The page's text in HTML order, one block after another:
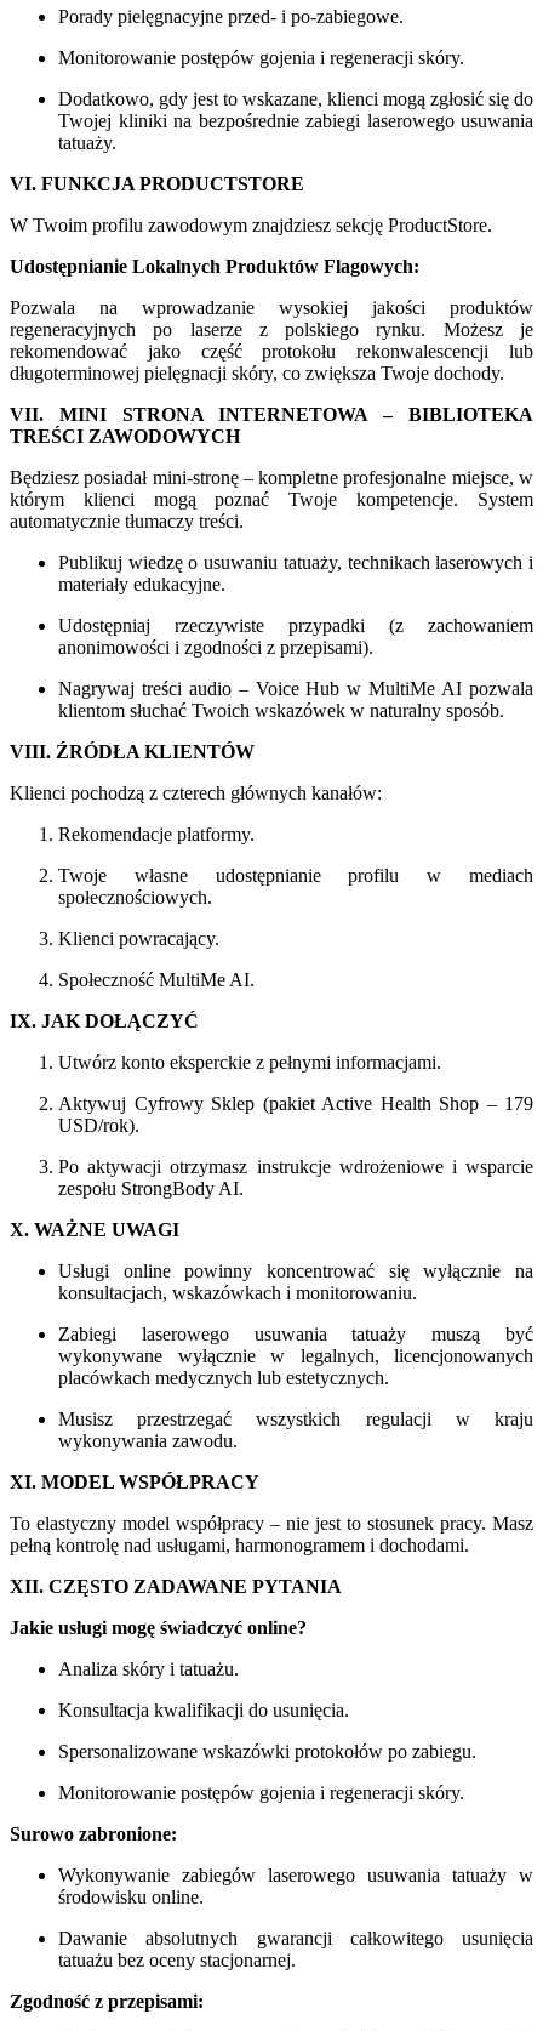
Porady pielęgnacyjne przed- i po-zabiegowe.
Monitorowanie postępów gojenia i regeneracji skóry.
Dodatkowo, gdy jest to wskazane, klienci mogą zgłosić się do
Twojej kliniki na bezpośrednie zabiegi laserowego usuwania
tatuaży.
VI. FUNKCJA PRODUCTSTORE
W Twoim profilu zawodowym znajdziesz sekcję ProductStore.
Udostępnianie Lokalnych Produktów Flagowych:
Pozwala na wprowadzanie wysokiej jakości produktów
regeneracyjnych po laserze z polskiego rynku. Możesz je
rekomendować jako część protokołu rekonwalescencji lub
długoterminowej pielęgnacji skóry, co zwiększa Twoje dochody.
VII. MINI STRONA INTERNETOWA – BIBLIOTEKA
TREŚCI ZAWODOWYCH
Będziesz posiadał mini-stronę – kompletne profesjonalne miejsce, w
którym klienci mogą poznać Twoje kompetencje. System
automatycznie tłumaczy treści.
Publikuj wiedzę o usuwaniu tatuaży, technikach laserowych i
materiały edukacyjne.
Udostępniaj rzeczywiste przypadki (z zachowaniem
anonimowości i zgodności z przepisami).
Nagrywaj treści audio – Voice Hub w MultiMe AI pozwala
klientom słuchać Twoich wskazówek w naturalny sposób.
VIII. ŹRÓDŁA KLIENTÓW
Klienci pochodzą z czterech głównych kanałów:
Rekomendacje platformy.
Twoje własne udostępnianie profilu w mediach
społecznościowych.
Klienci powracający.
Społeczność MultiMe AI.
IX. JAK DOŁĄCZYĆ
Utwórz konto eksperckie z pełnymi informacjami.
Aktywuj Cyfrowy Sklep (pakiet Active Health Shop – 179
USD/rok).
Po aktywacji otrzymasz instrukcje wdrożeniowe i wsparcie
zespołu StrongBody AI.
X. WAŻNE UWAGI
Usługi online powinny koncentrować się wyłącznie na
konsultacjach, wskazówkach i monitorowaniu.
Zabiegi laserowego usuwania tatuaży muszą być
wykonywane wyłącznie w legalnych, licencjonowanych
placówkach medycznych lub estetycznych.
Musisz przestrzegać wszystkich regulacji w kraju
wykonywania zawodu.
XI. MODEL WSPÓŁPRACY
To elastyczny model współpracy – nie jest to stosunek pracy. Masz
pełną kontrolę nad usługami, harmonogramem i dochodami.
XII. CZĘSTO ZADAWANE PYTANIA
Jakie usługi mogę świadczyć online?
Analiza skóry i tatuażu.
Konsultacja kwalifikacji do usunięcia.
Spersonalizowane wskazówki protokołów po zabiegu.
Monitorowanie postępów gojenia i regeneracji skóry.
Surowo zabronione:
Wykonywanie zabiegów laserowego usuwania tatuaży w
środowisku online.
Dawanie absolutnych gwarancji całkowitego usunięcia
tatuażu bez oceny stacjonarnej.
Zgodność z przepisami: